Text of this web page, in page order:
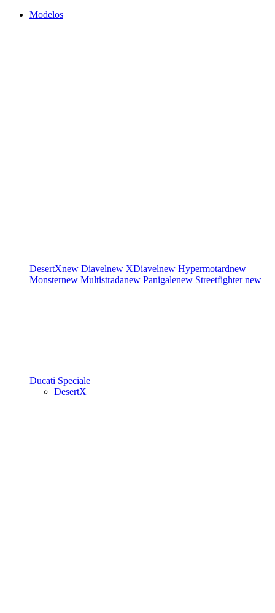
Modelos
DesertXnew Diavelnew XDiavelnew Hypermotardnew
Monsternew Multistradanew Panigalenew Streetfighternew
Ducati Speciale
DesertX